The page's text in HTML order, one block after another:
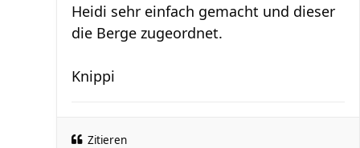
Heidi sehr einfach gemacht und dieser
die Berge zugeordnet.
Knippi
Zitieren